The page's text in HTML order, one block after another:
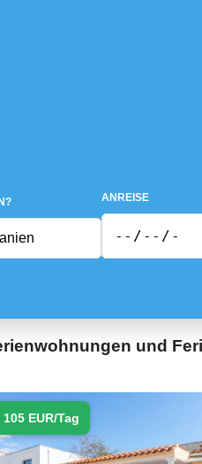
ANREISE
und
105 EUR/Tag